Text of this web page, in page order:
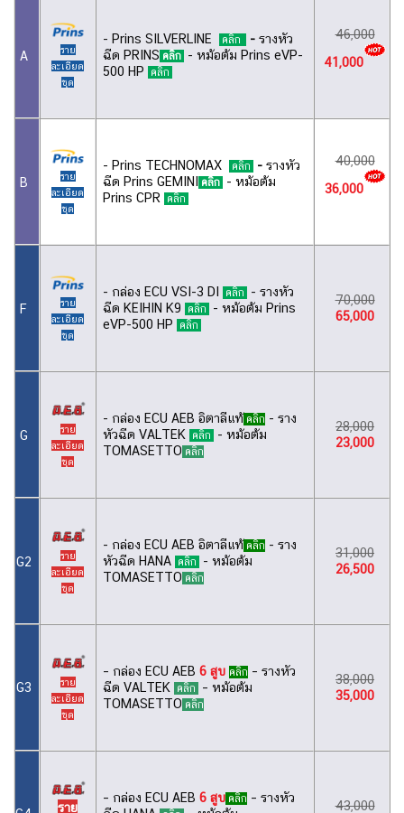
A
ราย
ละเอียด
ชุด
- Prins SILVERLINE คลิก - รางหัว
ฉีด PRINS คลิก - หม้อต้ม Prins eVP-
500 HP คลิก
46,000
41,000
B
ราย
ละเอียด
ชุด
- Prins TECHNOMAX คลิก - รางหัว
ฉีด Prins GEMINI คลิก - หม้อต้ม
Prins CPR คลิก
40,000
36,000
F
ราย
ละเอียด
ชุด
- กล่อง ECU VSI-3 DI คลิก
- รางหัว
ฉีด KEIHIN K9 คลิก
- หม้อต้ม Prins
eVP-500 HP คลิก
70,000
65,000
G
ราย
ละเอียด
ชุด
- กล่อง ECU AEB อิตาลีแท้ คลิก - ราง
หัวฉีด VALTEK คลิก
- หม้อต้ม
TOMASETTO คลิก
28,000
23,000
G2
ราย
ละเอียด
ชุด
- กล่อง ECU AEB อิตาลีแท้ คลิก - ราง
หัวฉีด HANA คลิก
- หม้อต้ม
TOMASETTO คลิก
31,000
26,500
G3
ราย
ละเอียด
ชุด
– กล่อง ECU AEB 6 สูบคลิก – รางหัว
ฉีด VALTEK คลิก
– หม้อต้ม
TOMASETTO คลิก
38,000
35,000
ราย
– กล่อง ECU AEB 6 สูบ คลิก – รางหัว
43,000